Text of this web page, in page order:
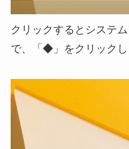
クリックするとシステ
で、「◆」をクリックし